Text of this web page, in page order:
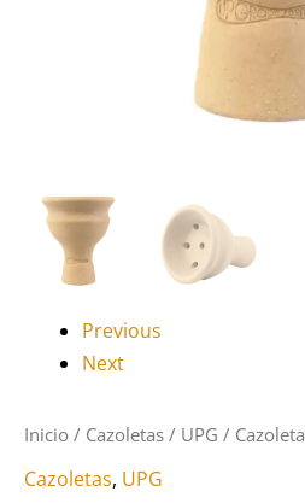
Previous
Next
Inicio / Cazoletas / UPG /
Cazoletas, UPG